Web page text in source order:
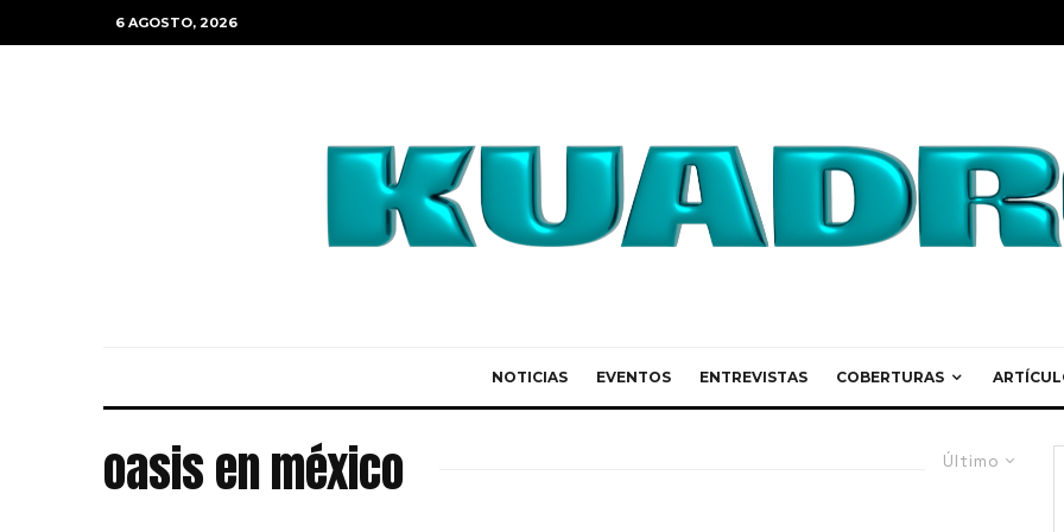
6 AGOSTO, 2026
NOTICIAS EVENTOS ENTREVISTAS COBERTURAS
Último
oasis en méxico